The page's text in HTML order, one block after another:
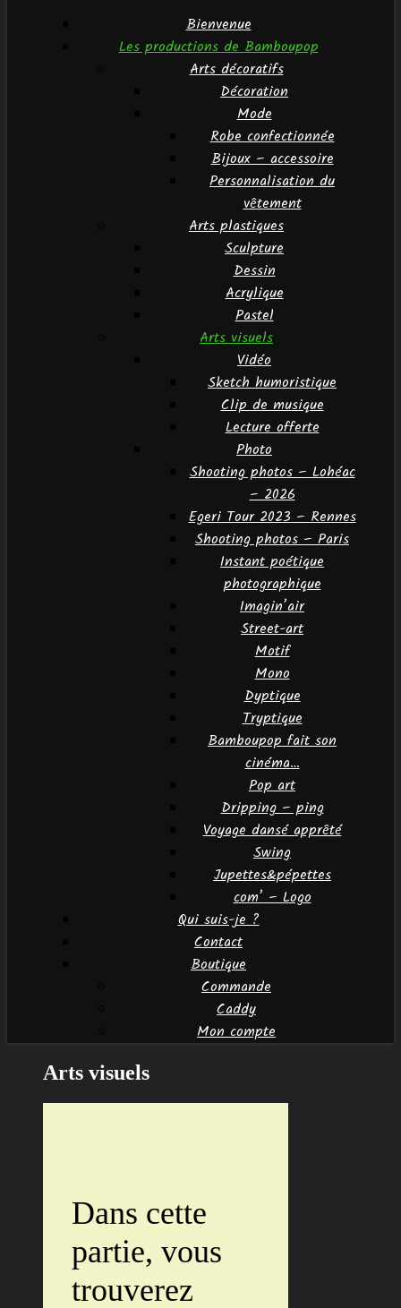
Bienvenue
Les productions de Bamboupop
Arts décoratifs
Décoration
Mode
Robe confectionnée
Bijoux – accessoire
Personnalisation du
vêtement
Arts plastiques
Sculpture
Dessin
Acrylique
Pastel
Arts visuels
Vidéo
Sketch humoristique
Clip de musique
Lecture offerte
Photo
Shooting photos – Lohéac
– 2026
Egeri Tour 2023 – Rennes
Shooting photos – Paris
Instant poétique
photographique
Imagin’air
Street-art
Motif
Mono
Dyptique
Tryptique
Bamboupop fait son
cinéma…
Pop art
Dripping – ping
Voyage dansé apprêté
Swing
Jupettes&pépettes
com’ – Logo
Qui suis-je ?
Contact
Boutique
Commande
Caddy
Mon compte
Arts visuels
Dans cette
partie, vous
trouverez